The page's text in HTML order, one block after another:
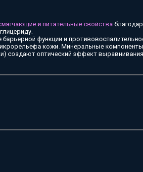
и питательные свойства
барьерной функции и
кожи. Минеральные
создают оптический эффект